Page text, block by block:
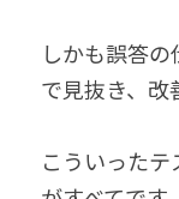
しかも誤答
で見抜き、改
こういった